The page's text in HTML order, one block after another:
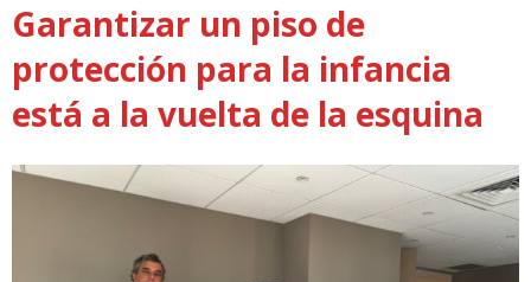
Garantizar un piso de
protección para la infancia
está a la vuelta de la esquina